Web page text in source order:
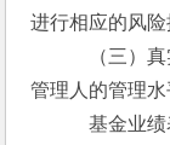
进行相应的风险
（三）真实
管理人的管理水
基金业绩表